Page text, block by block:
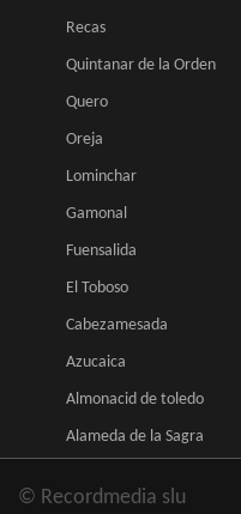
Recas
Quintanar de la Orden
Quero
Oreja
Lominchar
Gamonal
Fuensalida
El Toboso
Cabezamesada
Azucaica
Almonacid de toledo
Alameda de la Sagra
© Recordmedia slu